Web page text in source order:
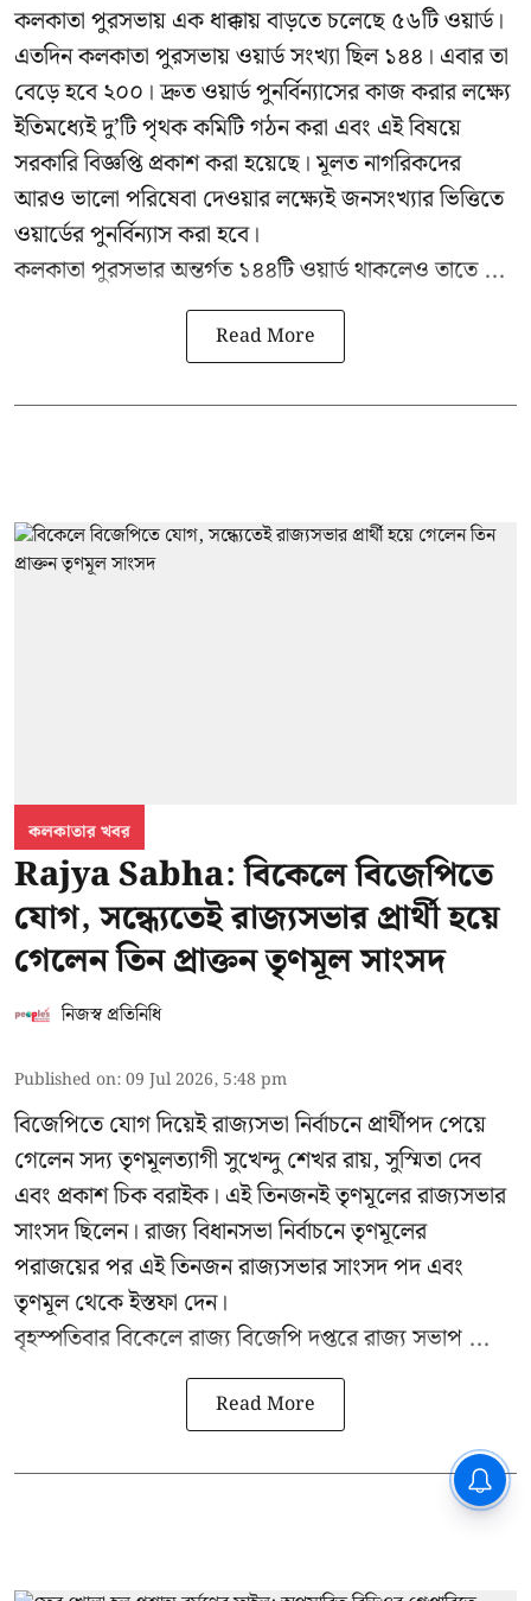
কলকাতা পুরসভায় এক ধাক্কায় বাড়তে চলেছে ৫৬টি ওয়ার্ড।
এতদিন কলকাতা পুরসভায় ওয়ার্ড সংখ্যা ছিল ১৪৪। এবার তা
বেড়ে হবে ২০০। দ্রুত ওয়ার্ড পুনর্বিন্যাসের কাজ করার লক্ষ্যে
ইতিমধ্যেই দু’টি পৃথক কমিটি গঠন করা এবং এই বিষয়ে
সরকারি বিজ্ঞপ্তি প্রকাশ করা হয়েছে। মূলত নাগরিকদের
আরও ভালো পরিষেবা দেওয়ার লক্ষ্যেই জনসংখ্যার ভিত্তিতে
ওয়ার্ডের পুনর্বিন্যাস করা হবে।
কলকাতা পুরসভার অন্তর্গত ১৪৪টি ওয়ার্ড থাকলেও তাতে ...
Read More
কলকাতার খবর
Rajya Sabha: বিকেলে বিজেপিতে
যোগ, সন্ধ্যেতেই রাজ্যসভার প্রার্থী হয়ে
গেলেন তিন প্রাক্তন তৃণমূল সাংসদ
নিজস্ব প্রতিনিধি
Published on:09 Jul 2026, 5:48 pm
বিজেপিতে যোগ দিয়েই রাজ্যসভা নির্বাচনে প্রার্থীপদ পেয়ে
গেলেন সদ্য তৃণমূলত্যাগী সুখেন্দু শেখর রায়, সুস্মিতা দেব
এবং প্রকাশ চিক বরাইক। এই তিনজনই তৃণমূলের রাজ্যসভার
সাংসদ ছিলেন। রাজ্য বিধানসভা নির্বাচনে তৃণমূলের
পরাজয়ের পর এই তিনজন রাজ্যসভার সাংসদ পদ এবং
তৃণমূল থেকে ইস্তফা দেন।
বৃহস্পতিবার বিকেলে রাজ্য বিজেপি দপ্তরেরাজ্য সভাপ ...
Read More
CPIM: ৬০ লক্ষ নাম বিবেচনাধীন রেখে